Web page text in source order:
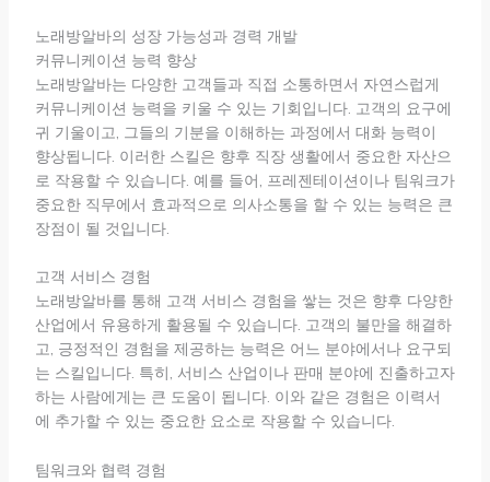
노래방알바의 성장 가능성과 경력 개발
커뮤니케이션 능력 향상
노래방알바는 다양한 고객들과 직접 소통하면서 자연스럽게
커뮤니케이션 능력을 키울 수 있는 기회입니다. 고객의 요구에
귀 기울이고, 그들의 기분을 이해하는 과정에서 대화 능력이
향상됩니다. 이러한 스킬은 향후 직장 생활에서 중요한 자산으
로 작용할 수 있습니다. 예를 들어, 프레젠테이션이나 팀워크가
중요한 직무에서 효과적으로 의사소통을 할 수 있는 능력은 큰
장점이 될 것입니다.
고객 서비스 경험
노래방알바를 통해 고객 서비스 경험을 쌓는 것은 향후 다양한
산업에서 유용하게 활용될 수 있습니다. 고객의 불만을 해결하
고, 긍정적인 경험을 제공하는 능력은 어느 분야에서나 요구되
는 스킬입니다. 특히, 서비스 산업이나 판매 분야에 진출하고자
하는 사람에게는 큰 도움이 됩니다. 이와 같은 경험은 이력서
에 추가할 수 있는 중요한 요소로 작용할 수 있습니다.
팀워크와 협력 경험